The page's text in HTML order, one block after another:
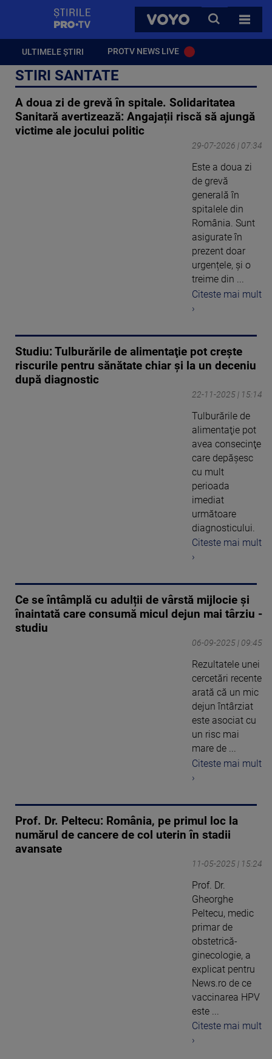
VOYO
CAUTA
TOATE
ULTIMELE ȘTIRI PROTV NEWS LIVE
STIRI SANTATE
A doua zi de grevă în spitale. Solidaritatea
Sanitară avertizează: Angajații riscă să ajungă
victime ale jocului politic
29-07-2026 | 07:34
Este a doua zi
de grevă
generală în
spitalele din
România. Sunt
asigurate în
prezent doar
urgențele, și o
treime din ...
Citeste mai mult
›
Studiu: Tulburările de alimentaţie pot creşte
riscurile pentru sănătate chiar şi la un deceniu
după diagnostic
22-11-2025 | 15:14
Tulburările de
alimentaţie pot
avea consecinţe
care depăşesc
cu mult
perioada
imediat
următoare
diagnosticului.
Citeste mai mult
›
Ce se întâmplă cu adulții de vârstă mijlocie și
înaintată care consumă micul dejun mai târziu -
studiu
06-09-2025 | 09:45
Rezultatele unei
cercetări recente
arată că un mic
dejun întârziat
este asociat cu
un risc mai
mare de ...
Citeste mai mult
›
Prof. Dr. Peltecu: România, pe primul loc la
numărul de cancere de col uterin în stadii
avansate
11-05-2025 | 15:24
Prof. Dr.
Gheorghe
Peltecu, medic
primar de
obstetrică-
ginecologie, a
explicat pentru
News.ro de ce
vaccinarea HPV
este ...
Citeste mai mult
›